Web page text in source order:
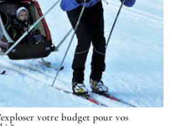
votre budget pour vos